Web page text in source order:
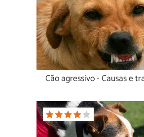
Cão agressivo - Causas e